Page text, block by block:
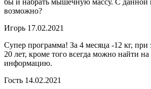
бы и набрать мышечную массу. С данной
возможно?
Игорь 17.02.2021
Супер программа! За 4 месяца -12 кг, при
20 лет, кроме того всегда можно найти
информацию.
Гость 14.02.2021